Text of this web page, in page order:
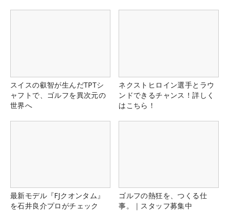
スイスの叡智が生んだTPTシ
ャフトで、ゴルフを異次元の
世界へ
ネクストヒロイン選手とラウ
ンドできるチャンス！詳しく
はこちら！
最新モデル『FJクオンタム』
を石井良介プロがチェック
ゴルフの熱狂を、つくる仕
事。｜スタッフ募集中